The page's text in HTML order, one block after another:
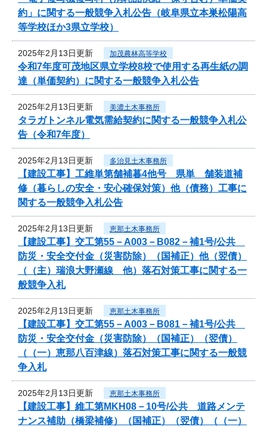
約」に関する一般競争入札公告（岐阜県立本巣松陽高
等学校ほか3県立学校）
2025年2月13日更新 加茂農林高等学校
令和7年度可茂地区県立学校8校で使用する再生紙の調
達（単価契約）に関する一般競争入札公告
2025年2月13日更新 美濃土木事務所
タラガトンネル電気需給契約に関する一般競争入札公
告（令和7年度）
2025年2月13日更新 多治見土木事務所
【建設工事】工維単第舗補暮4他号 県単 舗装道補
修（暮らしの安全・安心確保対策）他（債務）工事に
関する一般競争入札公告
2025年2月13日更新 恵那土木事務所
【建設工事】交工第55－A003－B082－補1号/公共
防災・安全交付金（災害防除）（国補正）他（翌債）
（（主）瑞浪大野瀬線 他）落石対策工事に関する一
般競争入札
2025年2月13日更新 恵那土木事務所
【建設工事】交工第55－A003－B081－補1号/公共
防災・安全交付金（災害防除）（国補正）（翌債）
（（一）恵那八百津線）落石対策工事に関する一般競
争入札
2025年2月13日更新 恵那土木事務所
【建設工事】維工第MKH08－10号/公共 道路メンテ
ナンス補助（橋梁補修）（国補正）（翌債）（（一）